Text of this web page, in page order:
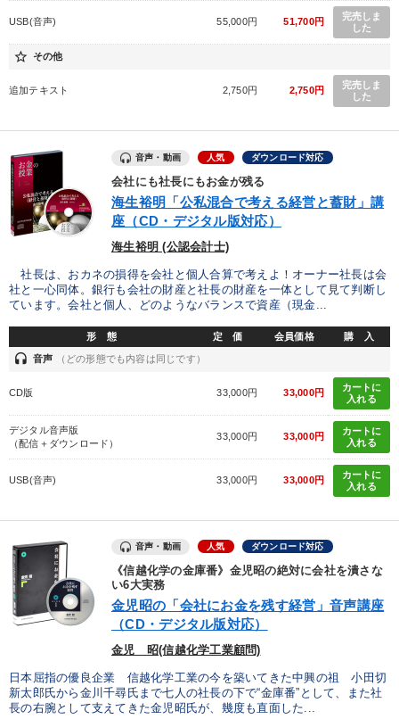
USB(音声) 55,000円 51,700円
完売しま
した
star_border その他
追加テキスト 2,750円 2,750円
完売しま
した
音声・動画 人気 ダウンロード対応
会社にも社長にもお金が残る
海生裕明「公私混合で考える経営と蓄財」講
座（CD・デジタル版対応）
海生裕明 (公認会計士)
社長は、おカネの損得を会社と個人合算で考えよ！オーナー社長は会
社と一心同体。銀行も会社の財産と社長の財産を一体として見て判断し
ています。会社と個人、どのようなバランスで資産（現金...
形 態 定 価 会員価格 購 入
headset 音声 （どの形態でも内容は同じです）
CD版 33,000円 33,000円
カートに
入れる
デジタル音声版
（配信＋ダウンロード）
33,000円 33,000円
カートに
入れる
USB(音声) 33,000円 33,000円
カートに
入れる
音声・動画 人気 ダウンロード対応
《信越化学の金庫番》金児昭の絶対に会社を潰さな
い6大実務
金児昭の「会社にお金を残す経営」音声講座
（CD・デジタル版対応）
金児 昭(信越化学工業顧問)
日本屈指の優良企業 信越化学工業の今を築いてきた中興の祖 小田切
新太郎氏から金川千尋氏まで七人の社長の下で“金庫番”として、また社
長の右腕として支えてきた金児昭氏が、幾度も直面した...